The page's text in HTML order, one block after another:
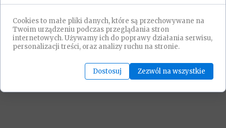
Cookies to małe pliki danych, które są przechowywane na
Twoim urządzeniu podczas przeglądania stron
internetowych. Używamy ich do poprawy działania serwisu,
personalizacji treści, oraz analizy ruchu na stronie.
Dostosuj Zezwól na wszystkie